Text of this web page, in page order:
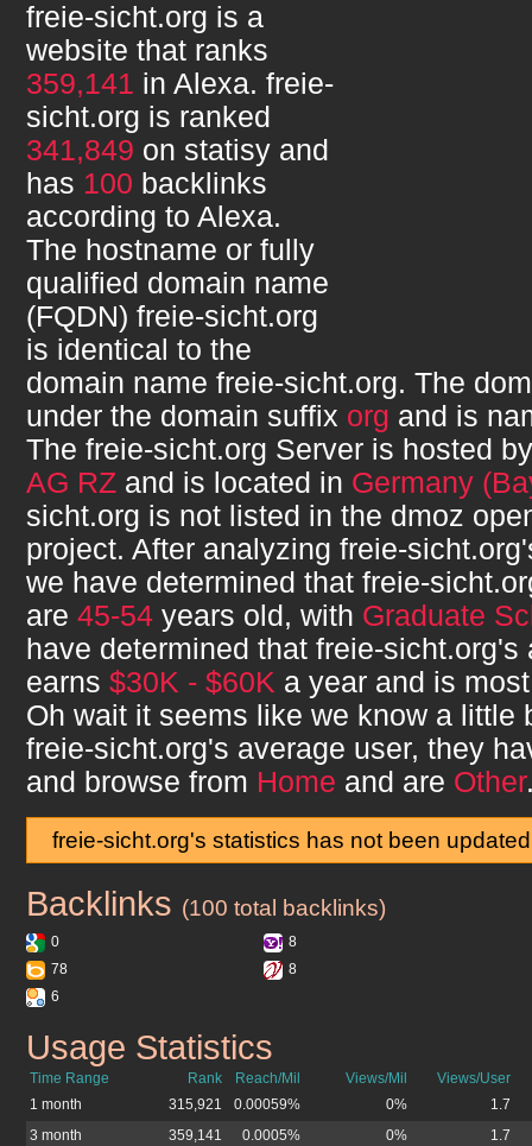
freie-sicht.org is a
website that ranks
359,141 in Alexa. freie-
sicht.org is ranked
341,849 on statisy and
has 100 backlinks
according to Alexa.
The hostname or fully
qualified domain name
(FQDN) freie-sicht.org
is identical to the
domain name freie-sicht.org. The
under the domain suffix org and is
The freie-sicht.org Server is hosted
AG RZ and is located in Germany
sicht.org is not listed in the dmoz
project. After analyzing freie-sicht.org
we have determined that freie-
are 45-54 years old, with Graduate
have determined that freie-sicht.org's
earns $30K - $60K a year and is
Oh wait it seems like we know a little
freie-sicht.org's average user, they
and browse from Home and are Other
freie-sicht.org's statistics has not been
freie-sicht.org
Backlinks (100 total backlinks)
0
8
78
8
6
freie-sicht.org
Usage Statistics
Time Range Rank Reach/Mil Views/Mil
Views/User
1 month
315,921 0.00059% 0%
1.7
3 month
359,141 0.0005% 0% 1.7